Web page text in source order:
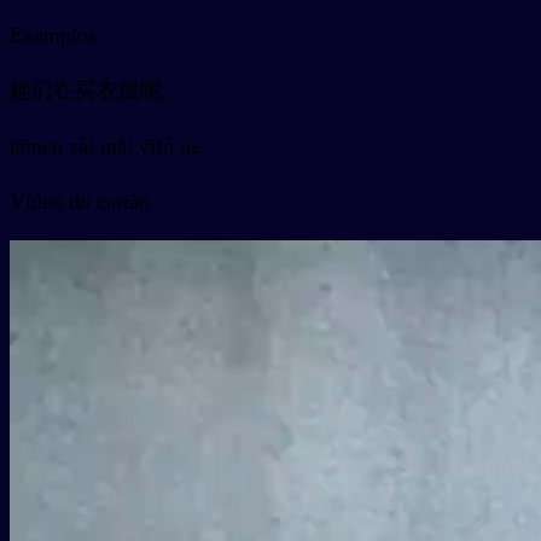
Exemplos
她们在买衣服呢
tāmen zài mǎi yīfú ne
Vídeo do cartão